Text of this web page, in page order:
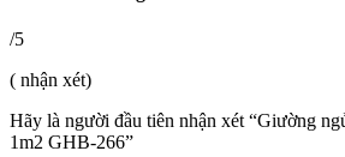
/5
( nhận xét)
Hãy là người đầu tiên nhận xét “Giường
1m2 GHB-266”